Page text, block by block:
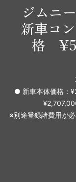
ジムニ
新車コ
格
● 新車本体価格
※別途登録諸費用が